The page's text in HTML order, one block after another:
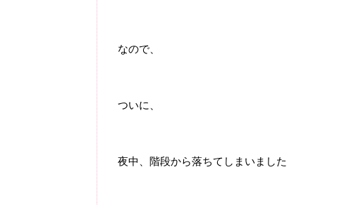
なので、
ついに、
夜中、階段から落ちてしまいました